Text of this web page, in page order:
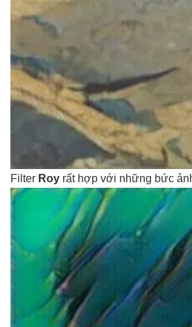
Filter Roy rất hợp với những bức